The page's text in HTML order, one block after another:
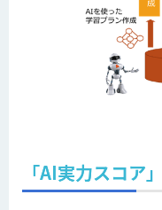
「AI実力スコア